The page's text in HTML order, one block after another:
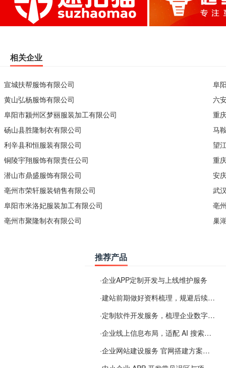
相关企业
宣城扶帮服饰有限公司
黄山弘杨服饰有限公司
阜阳市颍州区梦丽服装加工有限公司
砀山县胜隆制衣有限公司
利辛县和恒服装有限公司
铜陵宇翔服饰有限责任公司
潜山市鼎盛服饰有限公司
亳州市荣轩服装销售有限公司
阜阳市米洛妃服装加工有限公司
亳州市聚隆制衣有限公司
阜
六
重
马
望
重
安
武
亳
巢
推荐产品
·企业APP定制开发与上线维护服务
·建站前期做好资料梳理，规避后续各类使用难题
·定制软件开发服务，梳理企业数字化落地常见难点
·企业线上信息布局，适配 AI 搜索需要留意这些要点
·企业网站建设服务 官网搭建方案经验分享